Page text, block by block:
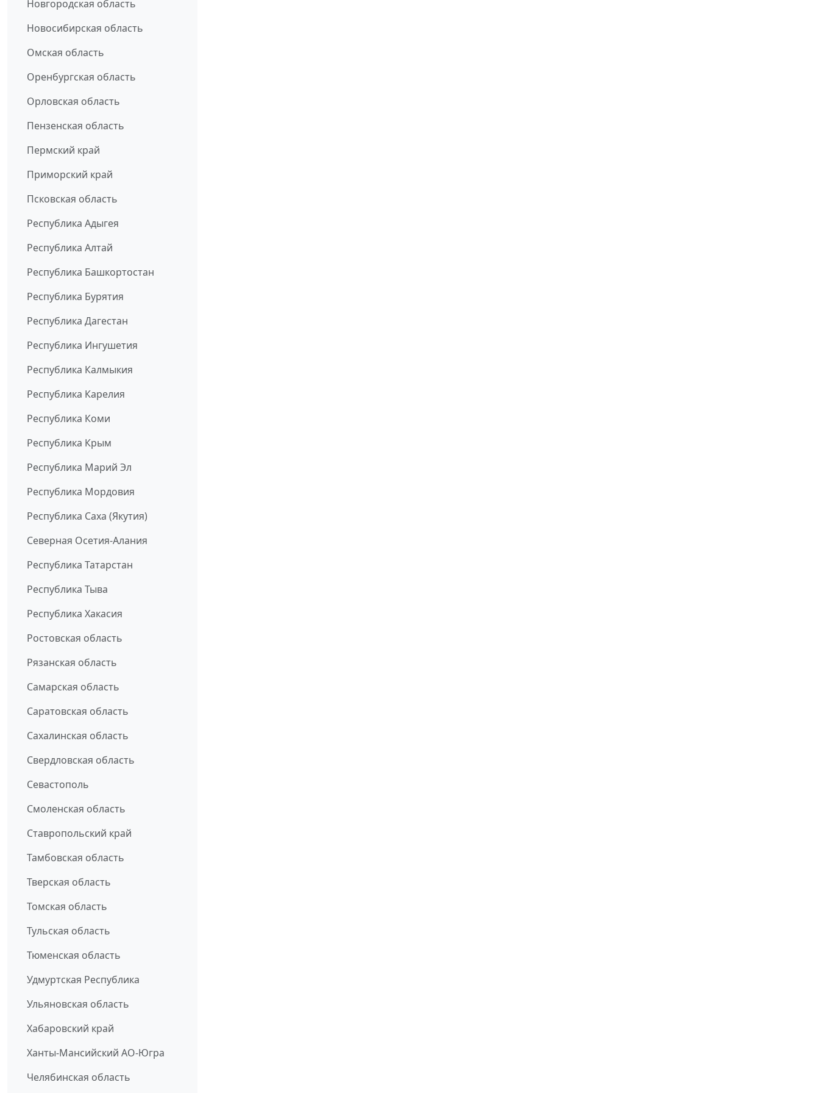
Новгородская область
Новосибирская область
Омская область
Оренбургская область
Орловская область
Пензенская область
Пермский край
Приморский край
Псковская область
Республика Адыгея
Республика Алтай
Республика Башкортостан
Республика Бурятия
Республика Дагестан
Республика Ингушетия
Республика Калмыкия
Республика Карелия
Республика Коми
Республика Крым
Республика Марий Эл
Республика Мордовия
Республика Саха (Якутия)
Северная Осетия-Алания
Республика Татарстан
Республика Тыва
Республика Хакасия
Ростовская область
Рязанская область
Самарская область
Саратовская область
Сахалинская область
Свердловская область
Севастополь
Смоленская область
Ставропольский край
Тамбовская область
Тверская область
Томская область
Тульская область
Тюменская область
Удмуртская Республика
Ульяновская область
Хабаровский край
Ханты-Мансийский АО-Югра
Челябинская область